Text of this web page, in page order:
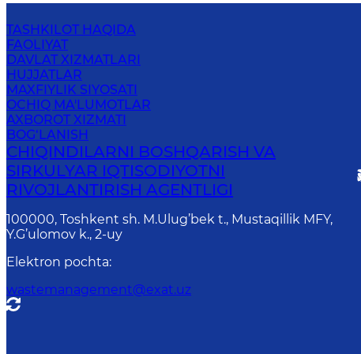
TASHKILOT HAQIDA
FAOLIYAT
DAVLAT XIZMATLARI
HUJJATLAR
MAXFIYLIK SIYOSATI
OCHIQ MA'LUMOTLAR
AXBOROT XIZMATI
BOG‘LANISH
CHIQINDILARNI BOSHQARISH VA
SIRKULYAR IQTISODIYOTNI
RIVOJLANTIRISH AGENTLIGI
100000, Toshkent sh. M.Ulug’bek t., Mustaqillik MFY,
Y.G’ulomov k., 2-uy
Elektron pochta:
wastemanagement@exat.uz